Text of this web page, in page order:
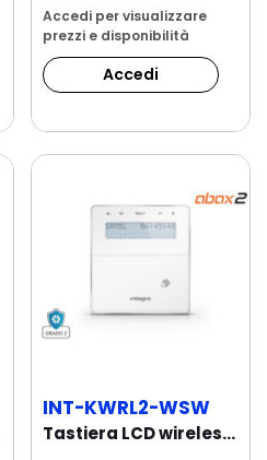
Accedi per visualizzare
prezzi e disponibilità
Accedi
INT-KWRL2-WSW
Tastiera LCD wireless per INTEGRA Bianca ABAX 2